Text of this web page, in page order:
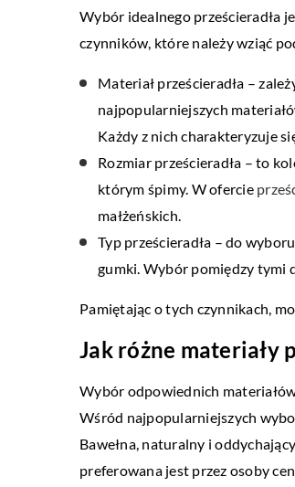
Wybór idealnego prześcieradła
czynników, które należy wziąć
Materiał prześcieradła –
najpopularniejszych
Każdy z nich charakteryzuje
Rozmiar prześcieradła – to
którym śpimy. W ofercie
małżeńskich.
Typ prześcieradła – do
gumki. Wybór pomiędzy tymi
Pamiętając o tych czynnikach,
Jak różne materiały
Wybór odpowiednich
Wśród najpopularniejszych
Bawełna, naturalny i
preferowana jest przez osoby